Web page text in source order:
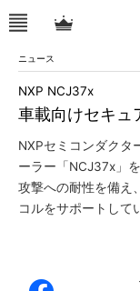
ニュース
車載向けセキュ
NXP NCJ37x
NXPセミコンダクタ
ーラー「NCJ37x」
攻撃への耐性を備え
コルをサポートして